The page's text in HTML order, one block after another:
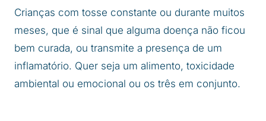
Crianças com tosse constante ou durante muitos
meses, que é sinal que alguma doença não ficou
bem curada, ou transmite a presença de um
inflamatório. Quer seja um alimento, toxicidade
ambiental ou emocional ou os três em conjunto.